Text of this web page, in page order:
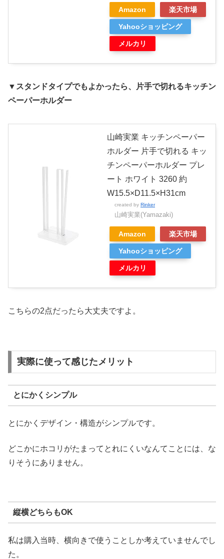
Amazon 楽天市場
Yahooショッピング
メルカリ
▼スタンドタイプでもよかったら、片手で切れるキッチン
ペーパーホルダー
山崎実業 キッチンペーパー
ホルダー 片手で切れる キッ
チンペーパーホルダー プレ
ート ホワイト 3260 約
W15.5×D11.5×H31cm
created by Rinker
山崎実業(Yamazaki)
Amazon 楽天市場
Yahooショッピング
メルカリ
こちらの2点だったら大丈夫ですよ。
実際に使って感じたメリット
とにかくシンプル
とにかくデザイン・構造がシンプルです。
どこかにホコリがたまってとれにくいなんてことには、な
りそうにありません。
縦横どちらもOK
私は購入当時、横向きで使うことしか考えていませんでし
た。